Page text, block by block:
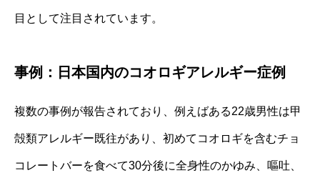
目として注目されています。
事例：日本国内のコオロギアレルギー症例
複数の事例が報告されており、例えばある22歳男性は甲
殻類アレルギー既往があり、初めてコオロギを含むチョ
コレートバーを食べて30分後に全身性のかゆみ、嘔吐、